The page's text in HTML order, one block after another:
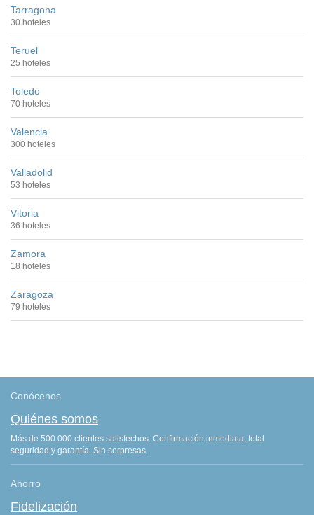
Tarragona
30 hoteles
Teruel
25 hoteles
Toledo
70 hoteles
Valencia
300 hoteles
Valladolid
53 hoteles
Vitoria
36 hoteles
Zamora
18 hoteles
Zaragoza
79 hoteles
Conócenos
Quiénes somos
Más de 500.000 clientes satisfechos. Confirmación inmediata, total
seguridad y garantía. Sin sorpresas.
Ahorro
Fidelización